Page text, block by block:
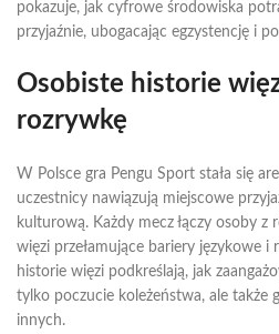
pokazuje, jak cyfrowe środowiska
przyjaźnie, ubogacając egzystencję i
Osobiste historie
rozrywkę
W Polsce gra Pengu Sport stała się
uczestnicy nawiązują miejscowe
kulturową. Każdy mecz łączy osoby
więzi przełamujące bariery językowe
historie więzi podkreślają, jak
tylko poczucie koleżeństwa, ale także
innych.